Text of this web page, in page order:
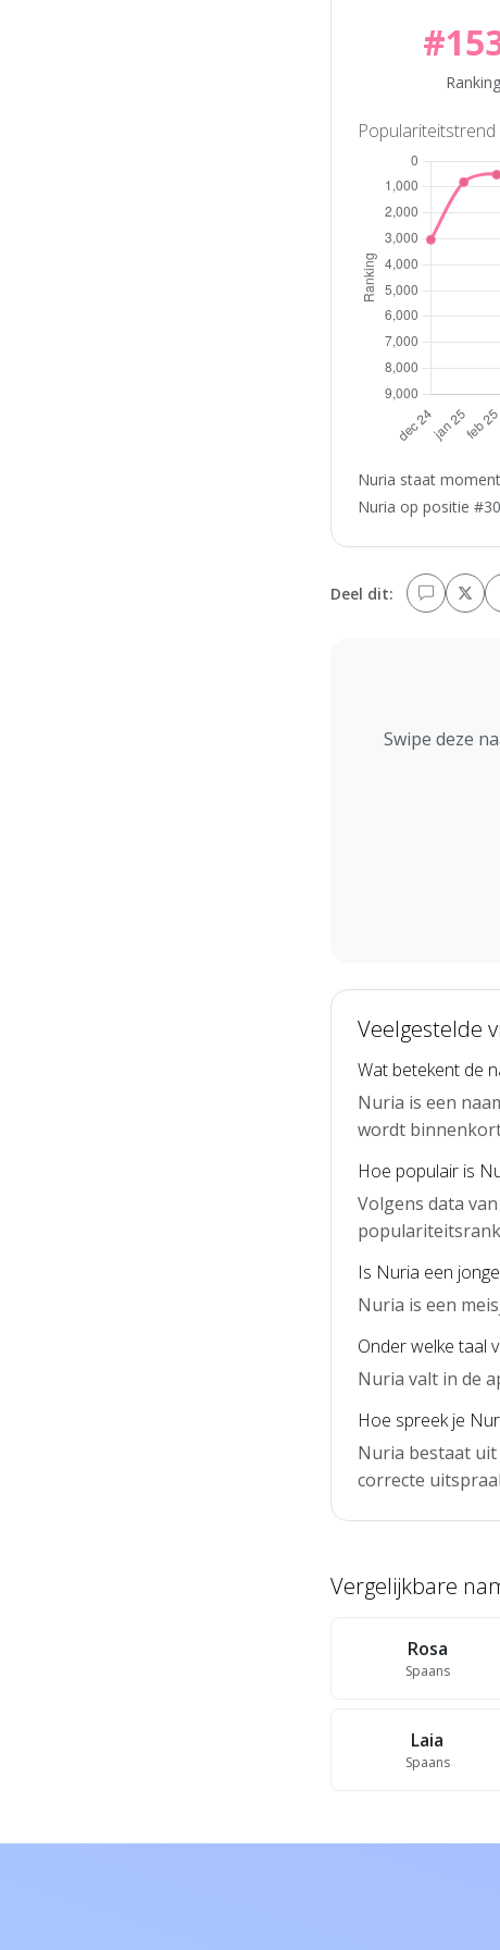
Ranking
Populariteitstrend
Nuria staat
Nuria op positie
Deel dit:
Swipe deze
Veelgestelde
Wat betekent de
Nuria is een
wordt
Hoe populair is
Volgens data
Is Nuria een
Nuria is een
Onder welke taal
Nuria valt in de
Hoe spreek je
Nuria bestaat
correcte
Vergelijkbare
Rosa
Spaans
Laia
Spaans